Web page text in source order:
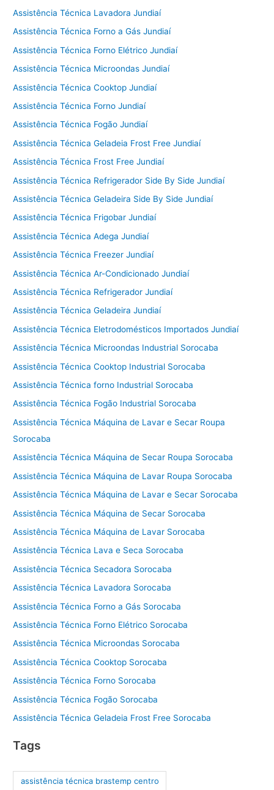
Assistência Técnica Lavadora Jundiaí
Assistência Técnica Forno a Gás Jundiaí
Assistência Técnica Forno Elétrico Jundiaí
Assistência Técnica Microondas Jundiaí
Assistência Técnica Cooktop Jundiaí
Assistência Técnica Forno Jundiaí
Assistência Técnica Fogão Jundiaí
Assistência Técnica Geladeia Frost Free Jundiaí
Assistência Técnica Frost Free Jundiaí
Assistência Técnica Refrigerador Side By Side Jundiaí
Assistência Técnica Geladeira Side By Side Jundiaí
Assistência Técnica Frigobar Jundiaí
Assistência Técnica Adega Jundiaí
Assistência Técnica Freezer Jundiaí
Assistência Técnica Ar-Condicionado Jundiaí
Assistência Técnica Refrigerador Jundiaí
Assistência Técnica Geladeira Jundiaí
Assistência Técnica Eletrodomésticos Importados Jundiaí
Assistência Técnica Microondas Industrial Sorocaba
Assistência Técnica Cooktop Industrial Sorocaba
Assistência Técnica forno Industrial Sorocaba
Assistência Técnica Fogão Industrial Sorocaba
Assistência Técnica Máquina de Lavar e Secar Roupa
Sorocaba
Assistência Técnica Máquina de Secar Roupa Sorocaba
Assistência Técnica Máquina de Lavar Roupa Sorocaba
Assistência Técnica Máquina de Lavar e Secar Sorocaba
Assistência Técnica Máquina de Secar Sorocaba
Assistência Técnica Máquina de Lavar Sorocaba
Assistência Técnica Lava e Seca Sorocaba
Assistência Técnica Secadora Sorocaba
Assistência Técnica Lavadora Sorocaba
Assistência Técnica Forno a Gás Sorocaba
Assistência Técnica Forno Elétrico Sorocaba
Assistência Técnica Microondas Sorocaba
Assistência Técnica Cooktop Sorocaba
Assistência Técnica Forno Sorocaba
Assistência Técnica Fogão Sorocaba
Assistência Técnica Geladeia Frost Free Sorocaba
Tags
assistência técnica brastemp centro